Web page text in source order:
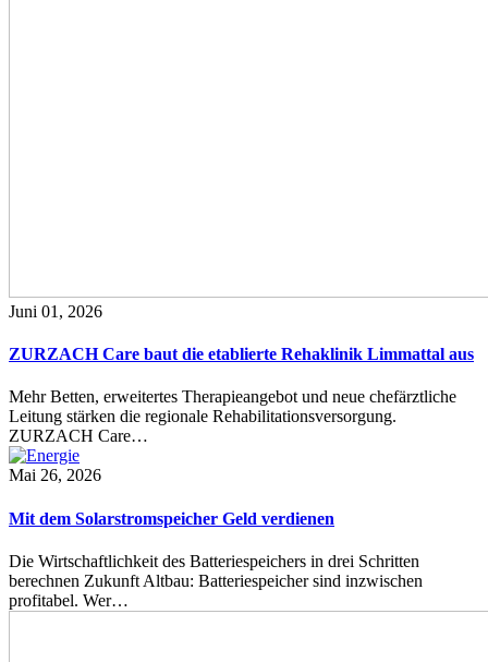
Juni 01, 2026
ZURZACH Care baut die etablierte Rehaklinik Limmattal aus
Mehr Betten, erweitertes Therapieangebot und neue chefärztliche
Leitung stärken die regionale Rehabilitationsversorgung.
ZURZACH Care…
Mai 26, 2026
Mit dem Solarstromspeicher Geld verdienen
Die Wirtschaftlichkeit des Batteriespeichers in drei Schritten
berechnen Zukunft Altbau: Batteriespeicher sind inzwischen
profitabel. Wer…